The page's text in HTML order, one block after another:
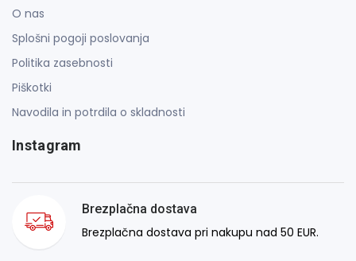
O nas
Splošni pogoji poslovanja
Politika zasebnosti
Piškotki
Navodila in potrdila o skladnosti
Instagram
Brezplačna dostava
Brezplačna dostava pri nakupu nad 50 EUR.